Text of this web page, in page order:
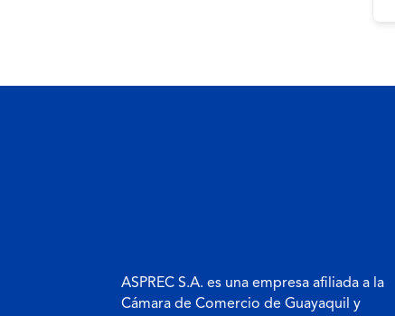
ASPREC S.A. es una empresa afiliada a la
Cámara de Comercio de Guayaquil y